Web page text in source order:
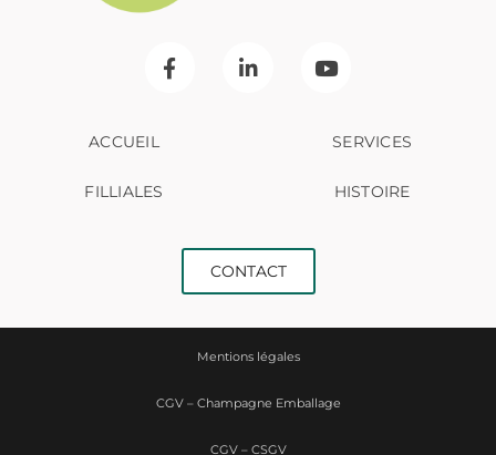
ACCUEIL SERVICES
FILLIALES HISTOIRE
CONTACT
Mentions légales
CGV – Champagne Emballage
CGV – CSGV